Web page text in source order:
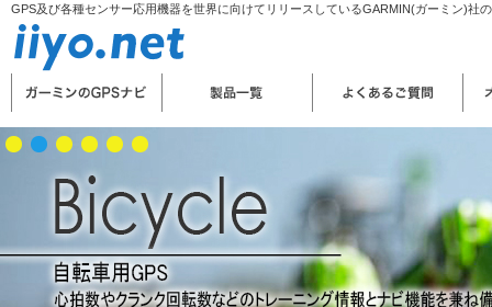
GPS及び各種センサー応用機器を世界に向けてリリースしているGARMIN(ガーミン)社